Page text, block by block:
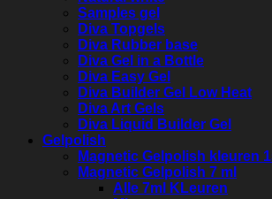
Samples gel
Diva Topgels
Diva Rubber base
Diva Gel in a Bottle
Diva Easy Gel
Diva Builder Gel Low Heat
Diva Art Gels
Diva Liquid Builder Gel
Gelpolish
Magnetic Gelpolish kleuren
Magnetic Gelpolish 7 ml
Alle 7ml KLeuren